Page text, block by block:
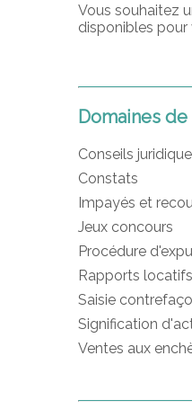
Vous souhaitez
disponibles pour
Domaines
Conseils
Constats
Impayés et
Jeux concours
Procédure
Rapports locatifs
Saisie
Signification
Ventes aux